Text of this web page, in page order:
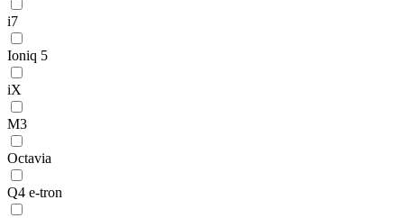
i7
Ioniq 5
iX
M3
Octavia
Q4 e-tron